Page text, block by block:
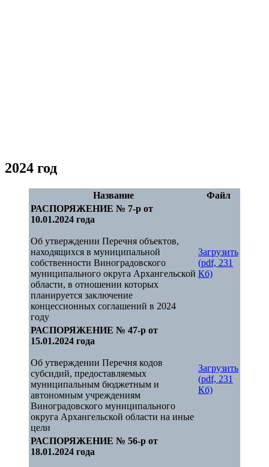
2024 год
Название
Файл
РАСПОРЯЖЕНИЕ № 7-р от
10.01.2024 года
Об утверждении Перечня объектов,
находящихся в муниципальной
собственности Виноградовского
муниципального округа Архангельской
области, в отношении которых
планируется заключение
концессионных соглашений в 2024
году
Загрузить
(pdf, 231
Кб)
РАСПОРЯЖЕНИЕ № 47-р от
15.01.2024 года
Об утверждении Перечня кодов
субсидий, предоставляемых
муниципальным бюджетным и
автономным учреждениям
Виноградовского муниципального
округа Архангельской области на иные
цели
Загрузить
(pdf, 231
Кб)
РАСПОРЯЖЕНИЕ № 56-р от
18.01.2024 года